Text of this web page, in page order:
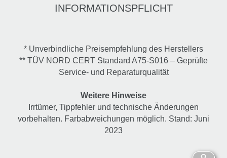
INFORMATIONSPFLICHT
* Unverbindliche Preisempfehlung des Herstellers
** TÜV NORD CERT Standard A75-S016 – Geprüfte
Service- und Reparaturqualität
Weitere Hinweise
Irrtümer, Tippfehler und technische Änderungen
vorbehalten. Farbabweichungen möglich. Stand: Juni
2023